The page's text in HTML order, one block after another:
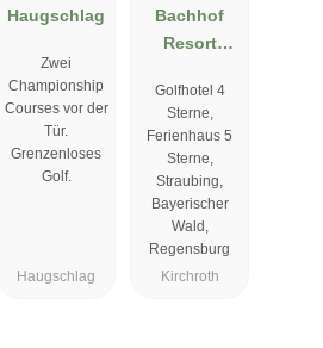
Haugschlag
Zwei
Championship
Courses vor der
Tür.
Grenzenloses
Golf.
Haugschlag
Bachhof
Resort
Hotel und
Apartments
Golfhotel 4
Sterne,
Ferienhaus 5
Sterne,
Straubing,
Bayerischer
Wald,
Regensburg
Kirchroth